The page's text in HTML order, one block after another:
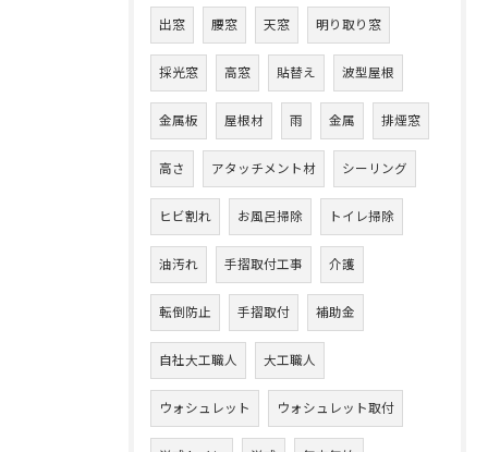
出窓 腰窓 天窓 明り取り窓
採光窓 高窓 貼替え 波型屋根
金属板 屋根材 雨 金属 排煙窓
高さ アタッチメント材 シーリング
ヒビ割れ お風呂掃除 トイレ掃除
油汚れ 手摺取付工事 介護
転倒防止 手摺取付 補助金
自社大工職人 大工職人
ウォシュレット ウォシュレット取付